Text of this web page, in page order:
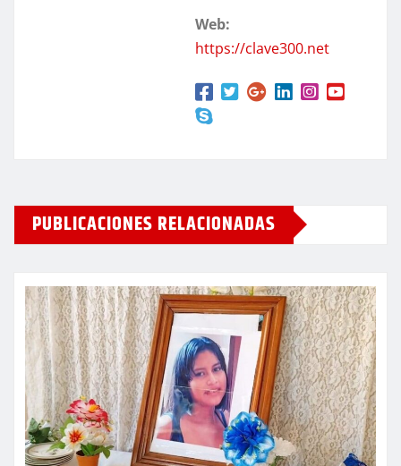
Web:
https://clave300.net
PUBLICACIONES RELACIONADAS